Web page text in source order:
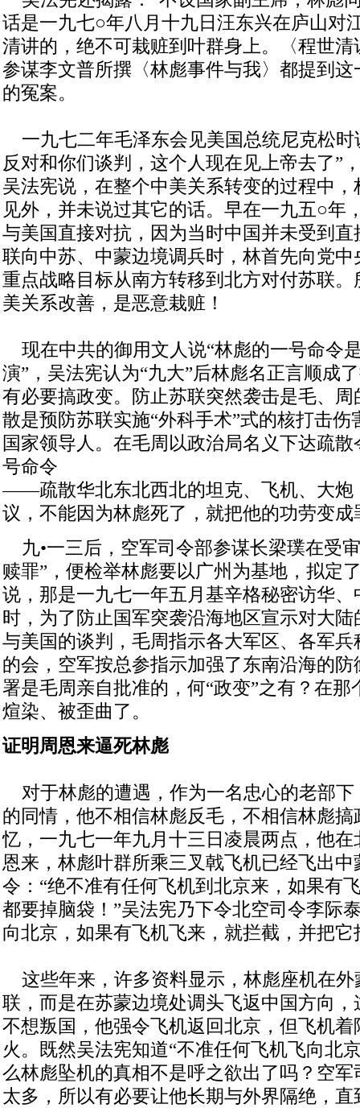
话是一九七○年八月十九日汪东兴在庐山对
清讲的，绝不可栽赃到叶群身上。〈程世
参谋李文普所撰〈林彪事件与我〉都提到
的冤案。
一九七二年毛泽东会见美国总统尼克松时
反对和你们谈判，这个人现在见上帝去了”
吴法宪说，在整个中美关系转变的过程中
见外，并未说过其它的话。早在一九五○年
与美国直接对抗，因为当时中国并未受到
联向中苏、中蒙边境调兵时，林首先向党
重点战略目标从南方转移到北方对付苏联
美关系改善，是恶意栽赃！
现在中共的御用文人说“林彪的一号命令
演”，吴法宪认为“九大”后林彪名正言顺成
有必要搞政变。防止苏联突然袭击是毛、
散是预防苏联实施“外科手术”式的核打击
国家领导人。在毛周以政治局名义下达疏
号命令
——疏散华北东北西北的坦克、飞机、大炮
议，不能因为林彪死了，就把他的功劳变成
九•一三后，空军司令部参谋长梁璞在受
赎罪”，便检举林彪要以广州为基地，拟定
说，那是一九七一年五月基辛格秘密访华
时，为了防止国军突袭沿海地区宣示对大
与美国的谈判，毛周指示各大军区、各军
的会，空军按总参指示加强了东南沿海的
署是毛周亲自批准的，何“政变”之有？在
煊染、被歪曲了。
证明周恩来逼死林彪
对于林彪的遭遇，作为一名忠心的老部下
的同情，他不相信林彪反毛，不相信林彪
忆，一九七一年九月十三日凌晨两点，他
恩来，林彪叶群所乘三叉戟飞机已经飞出
令：“绝不准有任何飞机到北京来，如果有
都要掉脑袋！”吴法宪乃下令北空司令李际
向北京，如果有飞机飞来，就拦截，并把它
这些年来，许多资料显示，林彪座机在外
联，而是在苏蒙边境处调头飞返中国方向
不想叛国，他强令飞机返回北京，但飞机
火。既然吴法宪知道“不准任何飞机飞向北
么林彪坠机的真相不是呼之欲出了吗？空
太多，所以有必要让他长期与外界隔绝，直